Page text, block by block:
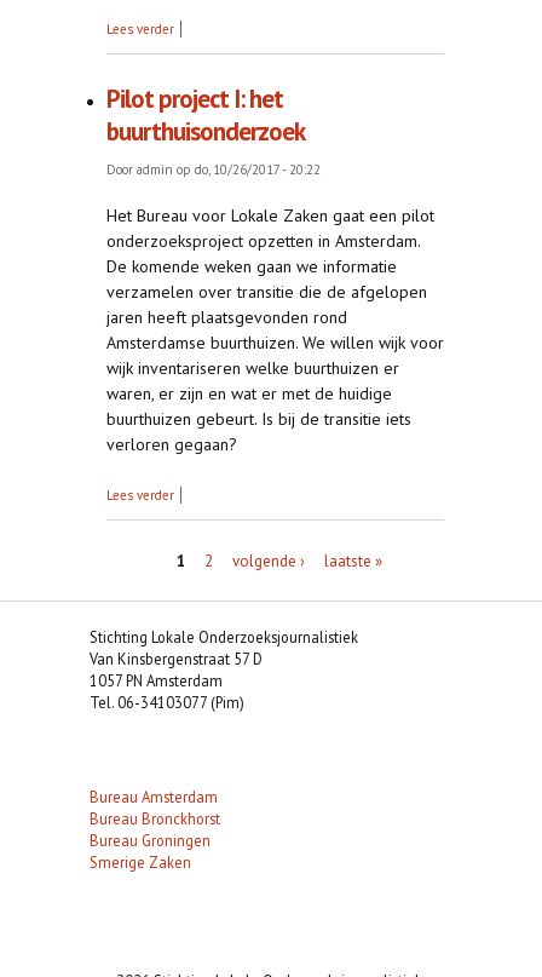
Lees verder over Onderzoek
Pilot project I: het
buurthuisonderzoek
Door admin op do, 10/26/2017 - 20:22
Het Bureau voor Lokale Zaken gaat een pilot
onderzoeksproject opzetten in Amsterdam.
De komende weken gaan we informatie
verzamelen over transitie die de afgelopen
jaren heeft plaatsgevonden rond
Amsterdamse buurthuizen. We willen wijk voor
wijk inventariseren welke buurthuizen er
waren, er zijn en wat er met de huidige
buurthuizen gebeurt. Is bij de transitie iets
verloren gegaan?
Lees verder over Pilot project I: het buurthuisonderzoek
1 2 volgende › laatste »
Stichting Lokale Onderzoeksjournalistiek
Van Kinsbergenstraat 57 D
1057 PN Amsterdam
Tel. 06-34103077 (Pim)
Bureau Amsterdam
Bureau Bronckhorst
Bureau Groningen
Smerige Zaken